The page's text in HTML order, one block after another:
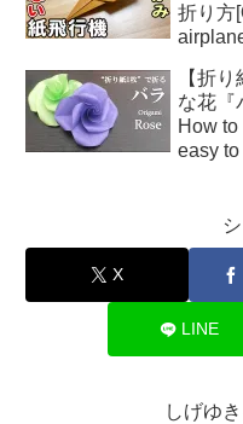
折り方
【折
な花『
How
easy to
X
LINE
しげゆ